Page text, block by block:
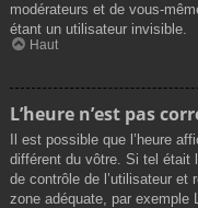
modérateurs et de vous-
étant un utilisateur invisible.
Haut
L’heure n’est pas
Il est possible que l’heure
différent du vôtre. Si tel était
de contrôle de l’utilisateur et
zone adéquate, par exemple